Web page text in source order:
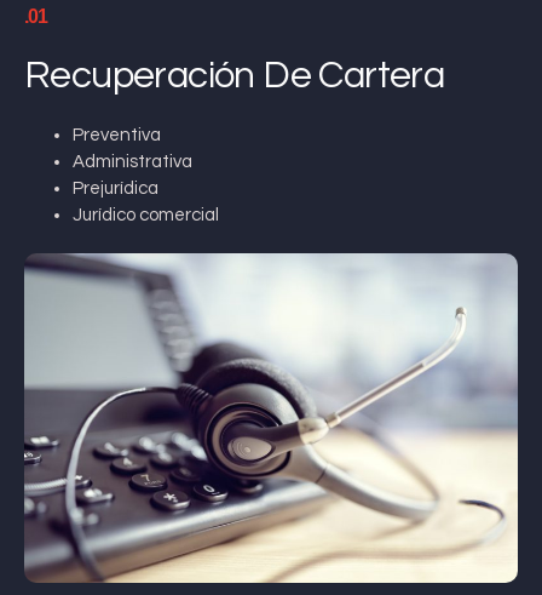
.01
Recuperación De Cartera
Preventiva
Administrativa
Prejurídica
Jurídico comercial